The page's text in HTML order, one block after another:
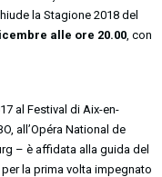
la Stagione 2018 del
alle ore 20.00 , con
al Festival di Aix-en-
all’Opéra National de
– è affidata alla guida del
la prima volta impegnato